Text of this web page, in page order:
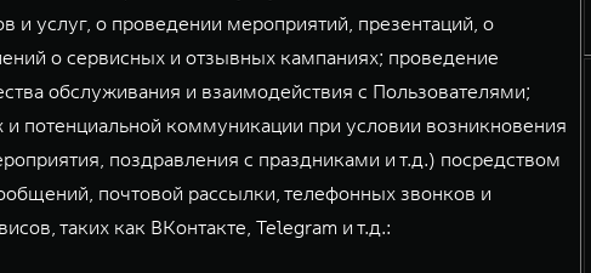
и услуг, о проведении мероприятий, презентаций, о
о сервисных и отзывных кампаниях; проведение
обслуживания и взаимодействия с Пользователями;
потенциальной коммуникации при условии возникновения
поздравления с праздниками и т.д.) посредством
почтовой рассылки, телефонных звонков и
таких как ВКонтакте, Telegram и т.д.: